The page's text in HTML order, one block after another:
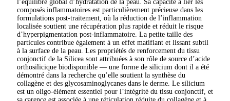
l’équilibre global d’hydratation de la peau. Sa capacité à lier les
composés inflammatoires est particulièrement précieuse dans les
formulations post-traitement, où la réduction de l’inflammation
localisée soutient une récupération plus rapide et réduit le risque
d’hyperpigmentation post-inflammatoire. La petite taille des
particules contribue également à un effet matifiant et lissant subtil
à la surface de la peau. Les propriétés de renforcement du tissu
conjonctif de la Silicea sont attribuées à son rôle de source d’acide
orthosilicique biodisponible — une forme de silicium dont il a été
démontré dans la recherche qu’elle soutient la synthèse du
collagène et des glycosaminoglycanes dans le derme. Le silicium
est un oligo-élément essentiel pour l’intégrité du tissu conjonctif, et